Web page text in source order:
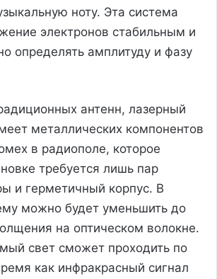
ноту. Эта система
электронов стабильным и
определять амплитуду и фазу
антенн, лазерный
металлических компонентов
в радиополе, которое
требуется лишь пар
и герметичный корпус. В
можно будет уменьшить до
на оптическом волокне.
свет сможет проходить по
как инфракрасный сигнал